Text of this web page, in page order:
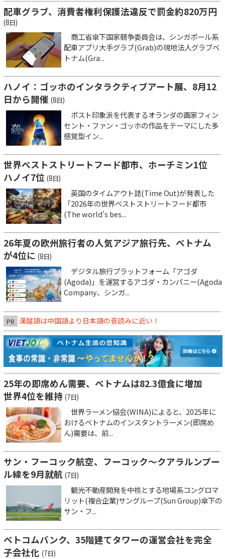
配車グラブ、消費者権利保護法違反で罰金約820万円
(8日)
商工省傘下国家競争委員会は、シンガポール系
配車アプリ大手グラブ(Grab)の現地法人グラブベ
トナム(Gra...
ハノイ：ゴッホのインタラクティブアート展、8月12
日から開催 (8日)
ポスト印象派を代表するオランダの画家フィン
セント・ファン・ゴッホの作品をテーマにした多
感覚型イン...
世界ベストストリートフード都市、ホーチミン1位
ハノイ7位 (8日)
英国のタイムアウト誌(Time Out)が発表した
「2026年の世界ベストストリートフード都市
(The world’s bes...
26年夏の欧州旅行者の人気アジア旅行先、ベトナム
が4位に (8日)
デジタル旅行プラットフォーム「アゴダ
(Agoda)」を運営するアゴダ・カンパニー(Agoda
Company、シンガ...
PR 漢越語は中国語より日本語の音読みに近い！
25年の即席めん需要、ベトナムは82.3億食に増加
世界4位を維持 (7日)
世界ラーメン協会(WINA)によると、2025年に
おけるベトナムのインスタントラーメン(即席め
ん)需要は、前...
サン・フーコック航空、フーコック～クアラルンプー
ル線を9月就航 (7日)
観光不動産開発を中核とする地場系コングロマ
リット(複合企業)サングループ(Sun Group)傘下の
サン・フ...
ベトコムバンク、35階建てタワーの運営会社を完全
子会社化 (7日)